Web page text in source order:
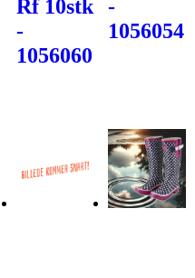
Rf 10stk
-
1056060
-
1056054